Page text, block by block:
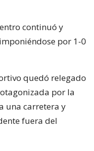
continuó y
por 1-0
quedó relegado
por la
una carretera y
fuera del